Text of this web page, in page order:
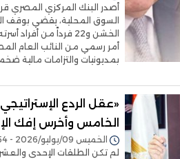
أصدر البنك المركزي المصري
السوق المحلية، يقضي بوقف
الخشن و22 فرداً من
أمر رسمي من النائب العام
بمديونيات والتزامات مالية
«عقل الردع
الخامس وأخرس إفك
الخميس 09/يوليو/2026 - 03:54 م
لم تكن الطلقات الإحدى